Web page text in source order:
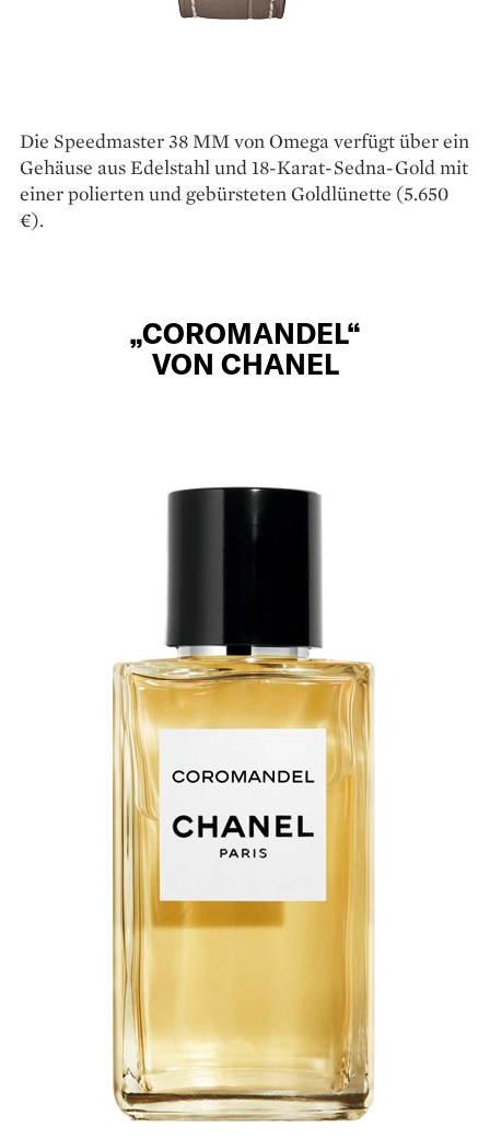
Die Speedmaster 38 MM von Omega verfügt über ein
Gehäuse aus Edelstahl und 18-Karat-Sedna-Gold mit
einer polierten und gebürsteten Goldlünette (5.650
€).
„COROMANDEL“
VON CHANEL